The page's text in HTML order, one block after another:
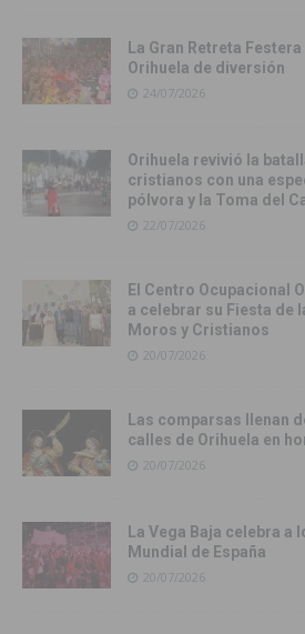
La Gran Retreta
Orihuela de diversión
24/07/2026
Orihuela revivió la
cristianos con una
pólvora y la Toma del
22/07/2026
El Centro Ocupacional
a celebrar su Fiesta de
Moros y Cristianos
20/07/2026
Las comparsas llenan
calles de Orihuela en
20/07/2026
La Vega Baja celebra a
Mundial de España
20/07/2026